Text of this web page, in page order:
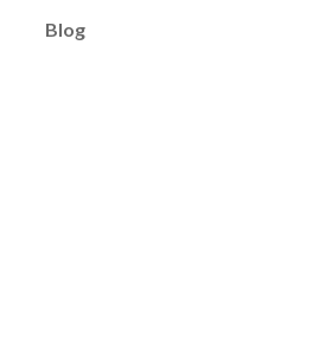
Blog